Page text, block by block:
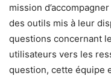
mission
des outils mis à leur
questions concernant
utilisateurs vers les
question, cette équipe